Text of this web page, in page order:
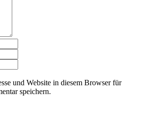
und Website in diesem Browser für
speichern.